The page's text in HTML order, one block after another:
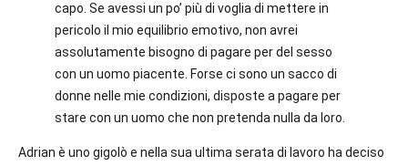
capo. Se avessi un po’ più di voglia di mettere in
pericolo il mio equilibrio emotivo, non avrei
assolutamente bisogno di pagare per del sesso
con un uomo piacente. Forse ci sono un sacco di
donne nelle mie condizioni, disposte a pagare per
stare con un uomo che non pretenda nulla da loro.
Adrian è uno gigolò e nella sua ultima serata di lavoro ha deciso